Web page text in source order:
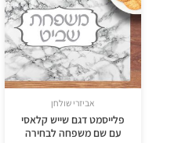
אביזרי שולחן
פלייסמט דגם שייש קלאסי
עם שם משפחה לבחירה